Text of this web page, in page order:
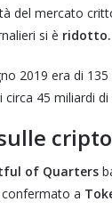
del mercato
si è ridotto.
2019 era di
45 miliardi di
of Quarters
a